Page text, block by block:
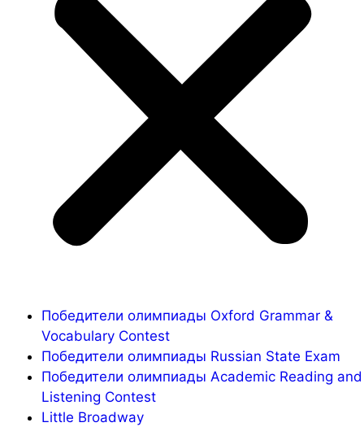
Победители олимпиады Oxford Grammar &
Vocabulary Contest
Победители олимпиады Russian State Exam
Победители олимпиады Academic Reading and
Listening Contest
Little Broadway